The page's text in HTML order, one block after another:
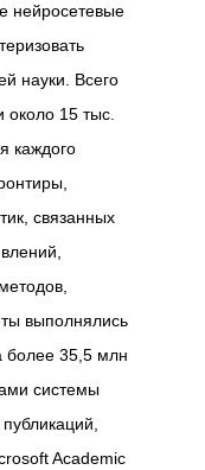
нейросетевые
науки. Всего
около 15 тыс.
каждого
связанных
выполнялись
более 35,5 млн
системы
Academic